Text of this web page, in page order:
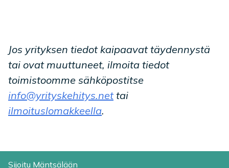
Jos yrityksen tiedot kaipaavat täydennystä
tai ovat muuttuneet, ilmoita tiedot
toimistoomme sähköpostitse
info@yrityskehitys.nettai
ilmoituslomakkeella.
Sijoitu Mäntsälään